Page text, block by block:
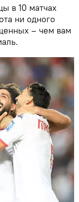
в 10 матчах
ни одного
– чем вам